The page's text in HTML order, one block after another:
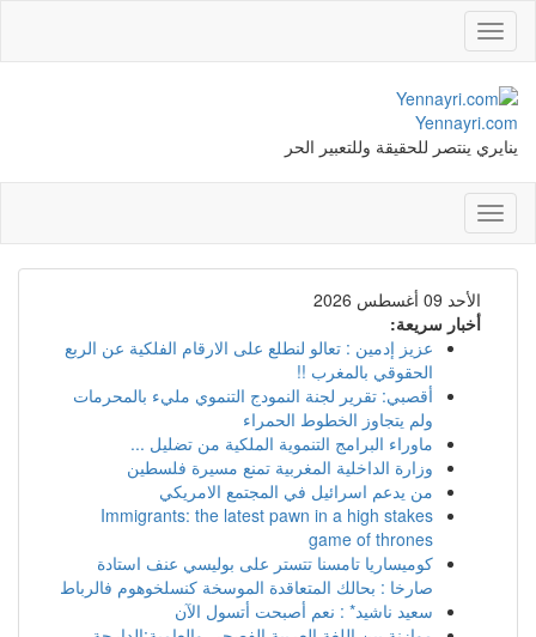
Toggle
navigation
Yennayri.com
ينايري ينتصر للحقيقة وللتعبير الحر
Toggle
navigation
الأحد 09 أغسطس 2026
أخبار سريعة:
عزيز إدمين : تعالو لنطلع على الارقام الفلكية عن الربع
الحقوقي بالمغرب !!
أقصبي: تقرير لجنة النمودج التنموي مليء بالمحرمات
ولم يتجاوز الخطوط الحمراء
ماوراء البرامج التنموية الملكية من تضليل ...
وزارة الداخلية المغربية تمنع مسيرة فلسطين
من يدعم اسرائيل في المجتمع الامريكي
Immigrants: the latest pawn in a high stakes
game of thrones
كوميساريا تامسنا تتستر على بوليسي عنف استادة
صارخا : بحالك المتعاقدة الموسخة كنسلخوهوم فالرباط
سعيد ناشيد* : نعم أصبحت أتسول الآن